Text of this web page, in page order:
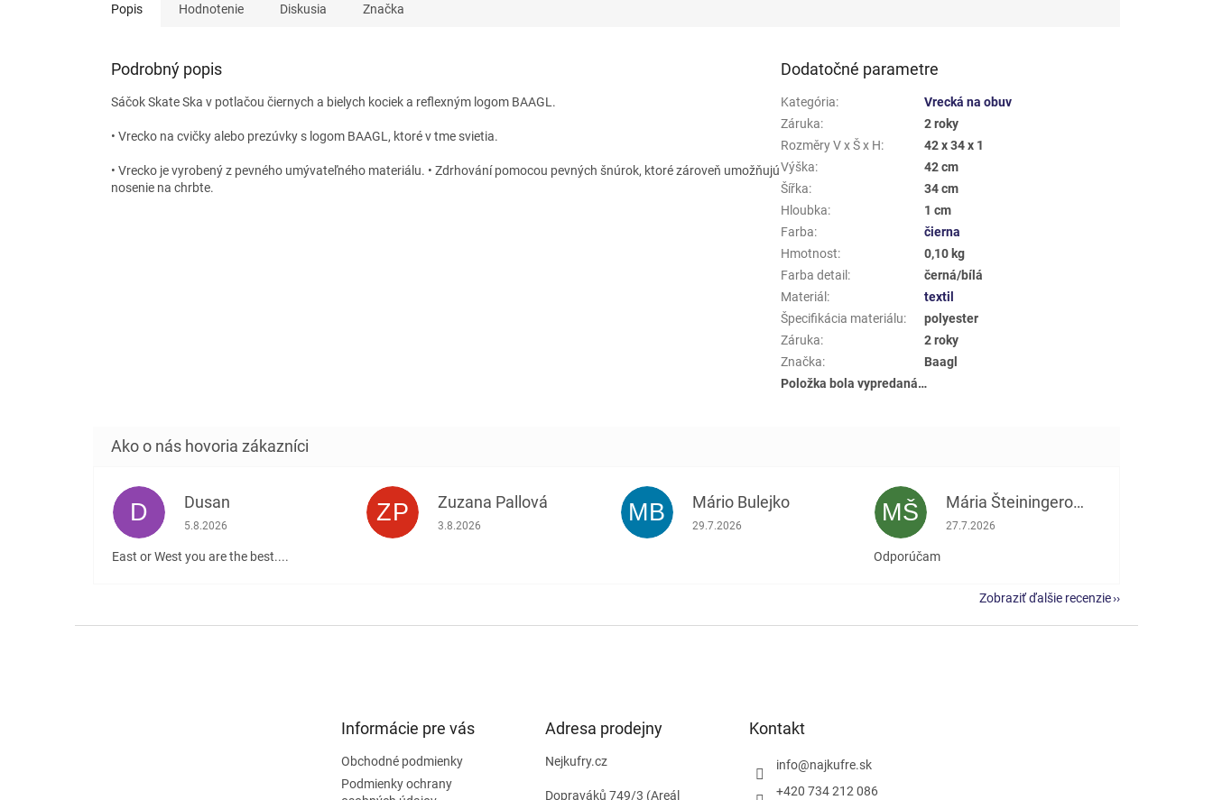
Popis Hodnotenie Diskusia Značka
Podrobný popis
Sáčok Skate Ska v potlačou čiernych a bielych kociek a reflexným logom BAAGL.
• Vrecko na cvičky alebo prezúvky s logom BAAGL, ktoré v tme svietia.
• Vrecko je vyrobený z pevného umývateľného materiálu. • Zdrhování pomocou pevných šnúrok, ktoré zároveň umožňujú
nosenie na chrbte.
Dodatočné parametre
Kategória:
Vrecká na obuv
Záruka:
2 roky
Rozměry V x Š x H:
42 x 34 x 1
Výška:
42 cm
Šířka:
34 cm
Hloubka:
1 cm
Farba:
čierna
Hmotnost:
0,10 kg
Farba detail:
černá/bílá
Materiál:
textil
Špecifikácia materiálu:
polyester
Záruka:
2 roky
Značka:
Baagl
Položka bola vypredaná…
D Dusan
Hodnotenie obchodu je 5 z 5 hviezdičiek.
5.8.2026
East or West you are the best....
ZP Zuzana Pallová
Hodnotenie obchodu je 5 z 5 hviezdičiek.
3.8.2026 MB Mário Bulejko
Hodnotenie obchodu je 5 z 5 hviezdičiek.
29.7.2026 MŠ Mária Šteiningerová
Hodnotenie obchodu je 5 z 5 hviezdičiek.
27.7.2026
Odporúčam
Zobraziť ďalšie recenzie
Informácie pre vás
Obchodné podmienky
Podmienky ochrany
Adresa prodejny
Nejkufry.cz
Dopraváků 749/3 (Areál
Kontakt
info@najkufre.sk
+420 734 212 086